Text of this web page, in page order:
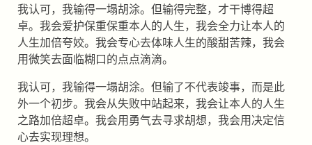
我认可，我输得一塌胡涂。但输得完整，才干博得超
卓。我会爱护保重保重本人的人生，我会全力让本人的
人生加倍夸姣。我会专心去体味人生的酸甜苦辣，我会
用微笑去面临糊口的点点滴滴。
我认可，我输得一塌胡涂。但输了不代表竣事，而是此
外一个初步。我会从失败中站起来，我会让本人的人生
之路加倍超卓。我会用勇气去寻求胡想，我会用决定信
心去实现理想。